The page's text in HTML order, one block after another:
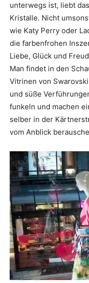
unterwegs ist, liebt
Kristalle. Nicht
wie Katy Perry oder
die farbenfrohen
Liebe, Glück und
Man findet in den
Vitrinen von
und süße
funkeln und machen
selber in der
vom Anblick